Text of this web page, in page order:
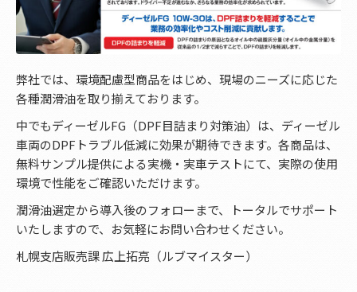
弊社では、環境配慮型商品をはじめ、現場のニーズに応じた
各種潤滑油を取り揃えております。
中でもディーゼルFG（DPF目詰まり対策油）は、ディーゼル
車両のDPFトラブル低減に効果が期待できます。各商品は、
無料サンプル提供による実機・実車テストにて、実際の使用
環境で性能をご確認いただけます。
潤滑油選定から導入後のフォローまで、トータルでサポート
いたしますので、お気軽にお問い合わせください。
札幌支店販売課 広上拓亮（ルブマイスター）